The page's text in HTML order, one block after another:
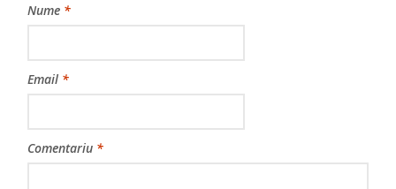
Nume *
Email *
Comentariu *